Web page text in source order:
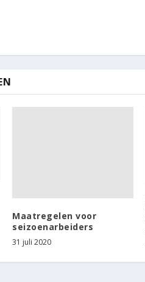
Maatregelen voor
seizoenarbeiders
31 juli 2020